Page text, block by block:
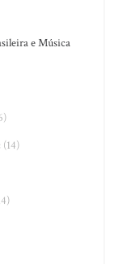
e Música
(14)